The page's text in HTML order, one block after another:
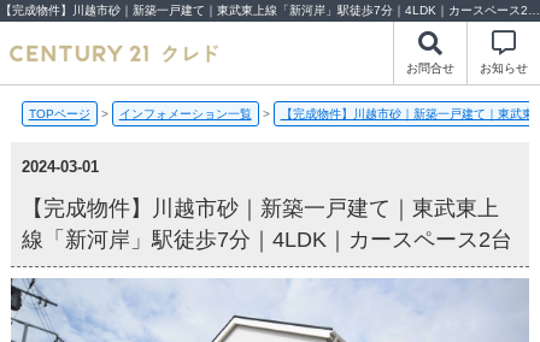
お問合せ お知らせ
TOPページ > インフォメーション一覧 > 【完成物件】川越市砂｜新築一戸建て｜東武
2024-03-01
【完成物件】川越市砂｜新築一戸建て｜東武東上
線「新河岸」駅徒歩7分｜4LDK｜カースペース2台